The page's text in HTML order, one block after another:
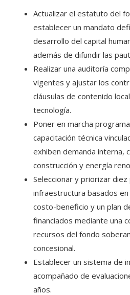
Actualizar el estatuto del
establecer un mandato
desarrollo del capital
además de difundir las
Realizar una auditoría
vigentes y ajustar los
cláusulas de contenido
tecnología.
Poner en marcha
capacitación técnica
exhiben demanda interna,
construcción y energía
Seleccionar y priorizar
infraestructura basados en
costo-beneficio y un plan
financiados mediante una
recursos del fondo
concesional.
Establecer un sistema de
acompañado de
años.